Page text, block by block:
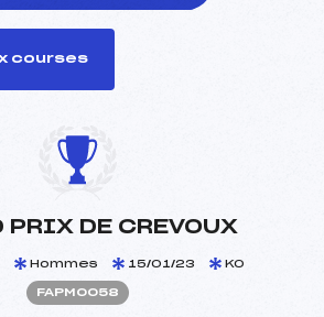
courses
PRIX DE CREVOUX
Hommes 15/01/23 KO
FAPM0058